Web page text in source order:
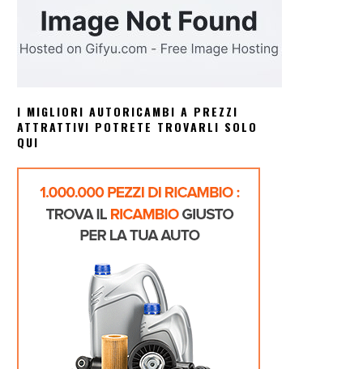
I MIGLIORI AUTORICAMBI A PREZZI
ATTRATTIVI POTRETE TROVARLI SOLO
QUI